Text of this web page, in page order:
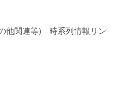
他関連等) 時系列情報リン